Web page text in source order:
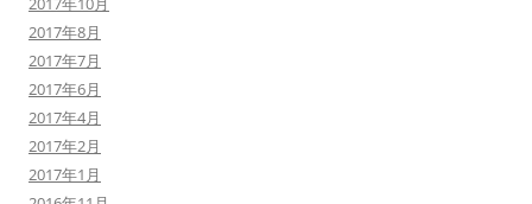
2017年8月
2017年7月
2017年6月
2017年4月
2017年2月
2017年1月